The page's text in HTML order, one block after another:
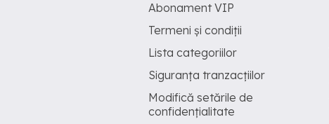
Abonament VIP
Termeni și condiții
Lista categoriilor
Siguranța tranzacțiilor
Modifică setările de
confidențialitate